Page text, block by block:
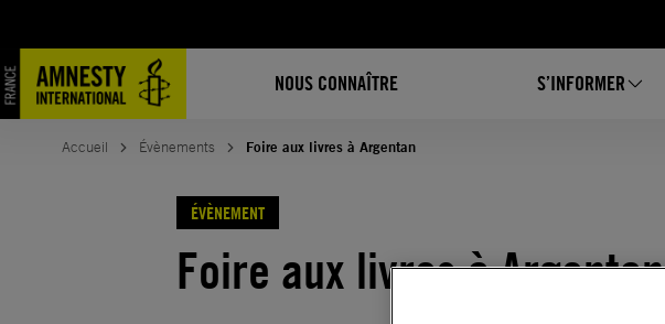
NOUS CONNAÎTRE S’INFORMER
Accueil Évènements Foire aux livres à Argentan
ÉVÈNEMENT
Foire aux livres à Argentan